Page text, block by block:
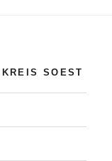
SOEST